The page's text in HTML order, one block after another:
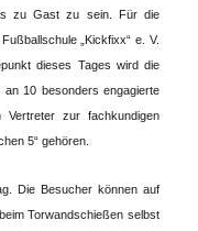
zu Gast zu sein. Für die
„Kickfixx“ e. V.
dieses Tages wird die
10 besonders engagierte
Vertreter zur fachkundigen
5“ gehören.
Die Besucher können auf
Torwandschießen selbst